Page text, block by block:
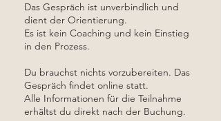
Das Gespräch ist unverbindlich und
dient der Orientierung.
Es ist kein Coaching und kein Einstieg
in den Prozess.
Du brauchst nichts vorzubereiten. Das
Gespräch findet online statt.
Alle Informationen für die Teilnahme
erhältst du direkt nach der Buchung.